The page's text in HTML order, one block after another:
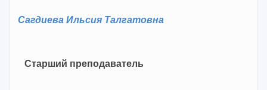
Сагдиева Ильсия Талгатовна
Старший преподаватель